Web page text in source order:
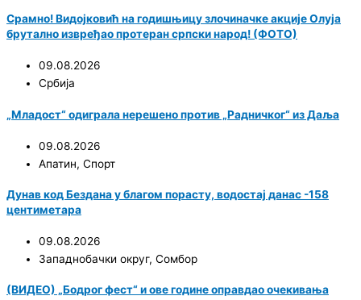
Срамно! Видојковић на годишњицу злочиначке акције Олуја
брутално извређао протеран српски народ! (ФОТО)
09.08.2026
Србија
„Младост“ одиграла нерешено против „Радничког“ из Даља
09.08.2026
Апатин, Спорт
Дунав код Бездана у благом порасту, водостај данас -158
центиметара
09.08.2026
Западнобачки округ, Сомбор
(ВИДЕО) „Бодрог фест“ и ове године оправдао очекивања